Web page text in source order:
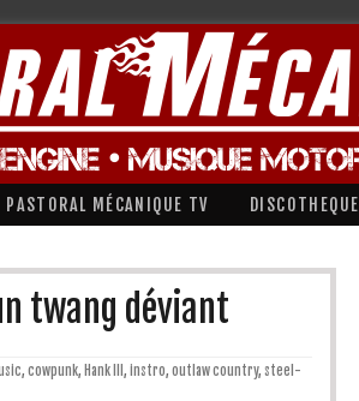
PASTORAL MÉCANIQUE TV DISCOTHEQUE
twang déviant
, cowpunk, Hank III , instro, outlaw country, steel-